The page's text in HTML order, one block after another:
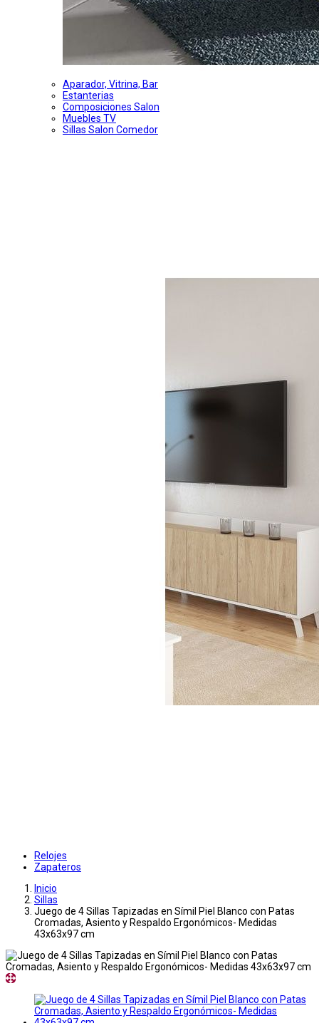
Aparador, Vitrina, Bar
Estanterias
Composiciones Salon
Muebles TV
Sillas Salon Comedor
Relojes
Zapateros
Inicio
Sillas
Juego de 4 Sillas Tapizadas en Símil Piel Blanco con Patas
Cromadas, Asiento y Respaldo Ergonómicos- Medidas
43x63x97 cm